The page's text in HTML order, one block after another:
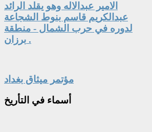
الامير عبدالاله وهو يقلد الرائد
عبدالكريم قاسم بنوط الشجاعة
لدوره في حرب الشمال - منطقة
برزان .
مؤتمر ميثاق بغداد
أسماء في التأريخ